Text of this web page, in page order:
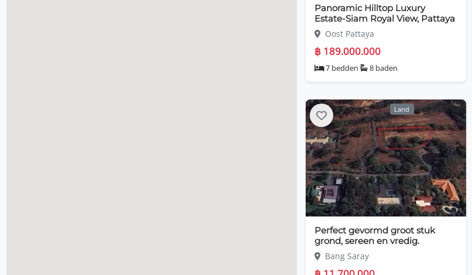
Panoramic Hilltop Luxury
Estate-Siam Royal View, Pattaya
Oost Pattaya
฿ 189.000.000
7 bedden 8 baden
Land UITVERKOOP
Perfect gevormd groot stuk
grond, sereen en vredig.
Bang Saray